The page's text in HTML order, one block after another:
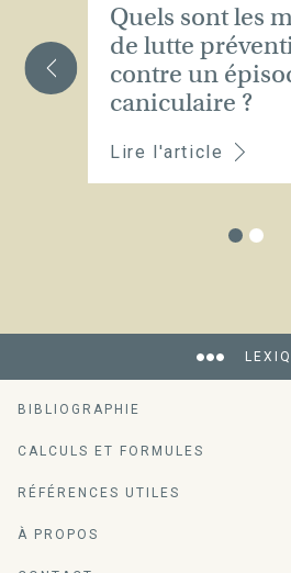
Quels sont les
de lutte
contre un
caniculaire ?
Lire l'article
BIBLIOGRAPHIE
CALCULS ET FORMULES
RÉFÉRENCES UTILES
À PROPOS